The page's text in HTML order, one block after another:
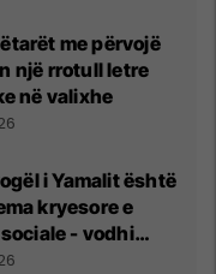
me përvojë
një rrotull letre
në valixhe
i Yamalit është
kryesore e
- vodhi
pas finales së